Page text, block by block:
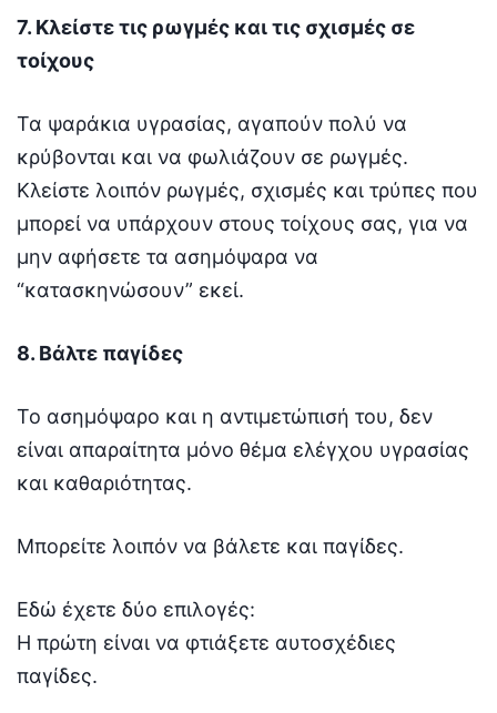
7. Κλείστε τις ρωγμές και τις σχισμές σε
τοίχους
Τα ψαράκια υγρασίας, αγαπούν πολύ να
κρύβονται και να φωλιάζουν σε ρωγμές.
Κλείστε λοιπόν ρωγμές, σχισμές και τρύπες που
μπορεί να υπάρχουν στους τοίχους σας, για να
μην αφήσετε τα ασημόψαρα να
“κατασκηνώσουν” εκεί.
8. Βάλτε παγίδες
Το ασημόψαρο και η αντιμετώπισή του, δεν
είναι απαραίτητα μόνο θέμα ελέγχου υγρασίας
και καθαριότητας.
Μπορείτε λοιπόν να βάλετε και παγίδες.
Εδώ έχετε δύο επιλογές:
Η πρώτη είναι να φτιάξετε αυτοσχέδιες
παγίδες.